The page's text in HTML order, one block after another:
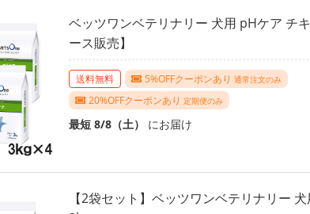
ベッツワンベテリナリー 犬用 pHケア チ
ース販売】
送料無料 5%OFFクーポンあり 通常注文のみ
20%OFFクーポンあり 定期便のみ
最短 8/8（土） にお届け
【2袋セット】ベッツワンベテリナリー